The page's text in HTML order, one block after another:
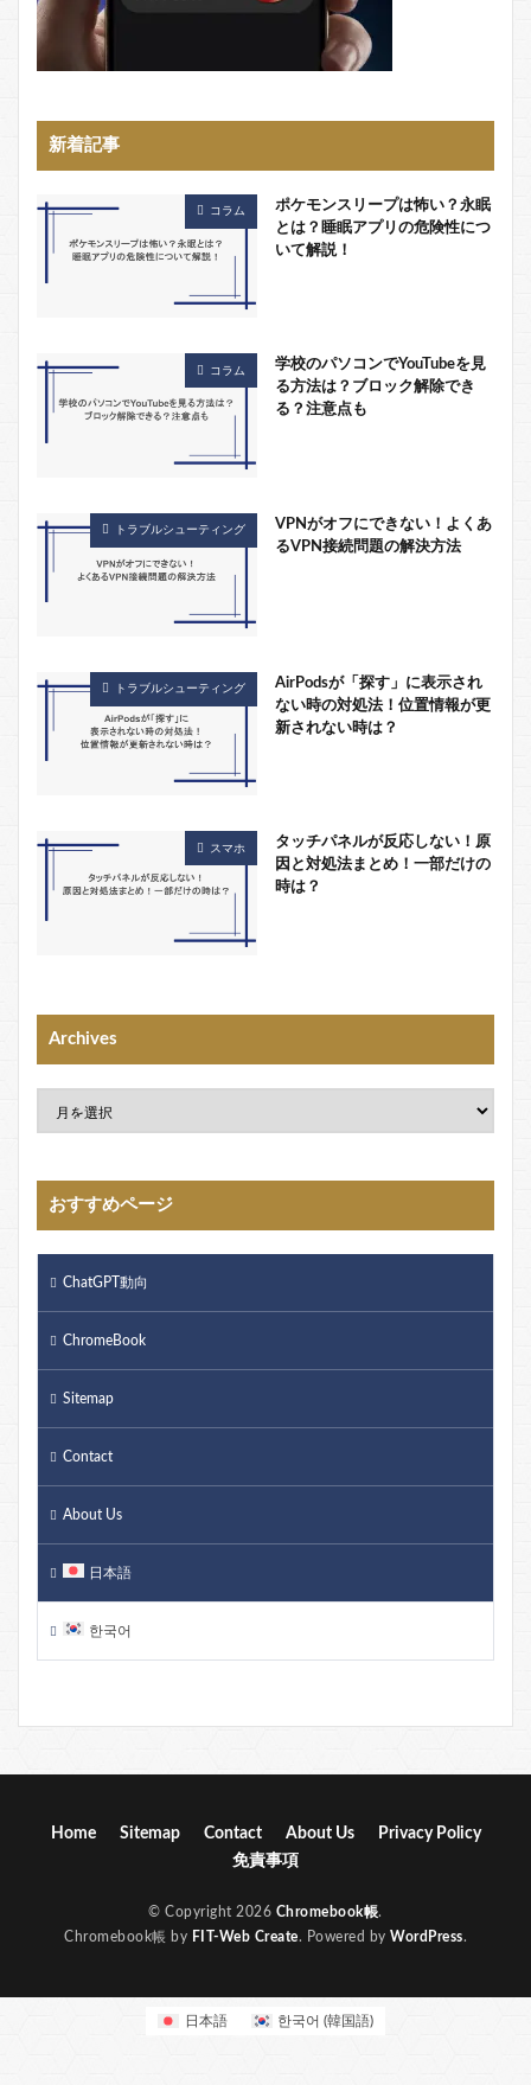
新着記事
コラム
ポケモンスリープは怖い？永眠
とは？睡眠アプリの危険性につ
いて解説！
コラム
学校のパソコンでYouTubeを見
る方法は？ブロック解除でき
る？注意点も
トラブルシューティング
VPNがオフにできない！よくあ
るVPN接続問題の解決方法
トラブルシューティング
AirPodsが「探す」に表示され
ない時の対処法！位置情報が更
新されない時は？
スマホ
タッチパネルが反応しない！原
因と対処法まとめ！一部だけの
時は？
Archives
おすすめページ
ChatGPT動向
ChromeBook
Sitemap
Contact
About Us
日本語
한국어
Home Sitemap Contact About Us
Privacy Policy
免責事項
© Copyright 2026 Chromebook帳.
Chromebook帳 by FIT-Web Create. Powered by WordPress.
日本語 한국어 (韓国語)